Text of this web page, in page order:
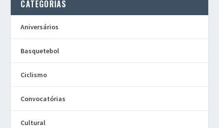
CATEGORIAS
Aniversários
Basquetebol
Ciclismo
Convocatórias
Cultural